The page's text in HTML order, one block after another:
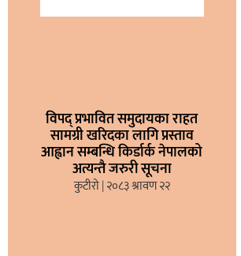
विपद् प्रभावित समुदायका राहत
सामग्री खरिदका लागि प्रस्ताव
आह्वान सम्बन्धि किर्डार्क नेपालको
अत्यन्तै जरुरी सूचना
कुटीरो २०८३ श्रावण २२